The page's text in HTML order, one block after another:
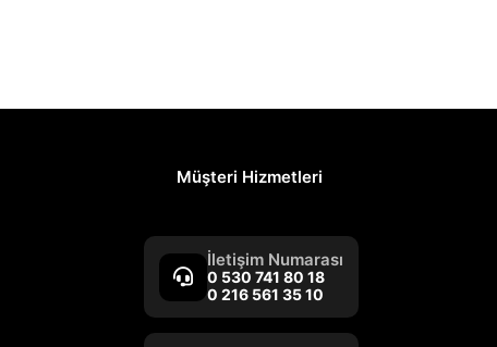
Müşteri Hizmetleri
İletişim Numarası
0 530 741 80 18
0 216 561 35 10